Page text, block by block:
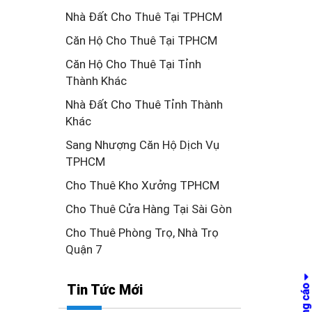
Nhà Đất Cho Thuê Tại TPHCM
Căn Hộ Cho Thuê Tại TPHCM
Căn Hộ Cho Thuê Tại Tỉnh
Thành Khác
Nhà Đất Cho Thuê Tỉnh Thành
Khác
Sang Nhượng Căn Hộ Dịch Vụ
TPHCM
Cho Thuê Kho Xưởng TPHCM
Cho Thuê Cửa Hàng Tại Sài Gòn
Cho Thuê Phòng Trọ, Nhà Trọ
Quận 7
Tin Tức Mới